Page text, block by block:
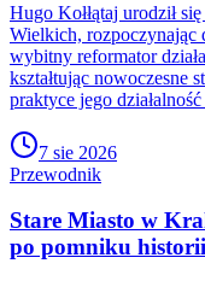
Hugo Kołłątaj urodził
Wielkich, rozpoczynając
wybitny reformator
kształtując nowoczesne
praktyce jego
7 sie 2026
Przewodnik
Stare Miasto w
po pomniku historii